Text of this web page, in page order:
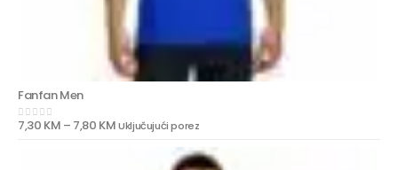
Fanfan Men
0 out of 5
7,30 KM – 7,80 KMUključujući porez